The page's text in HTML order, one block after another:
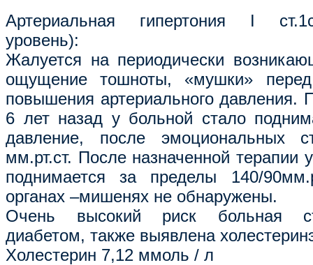
Артериальная гипертония I
уровень):
Жалуется на периодически
ощущение тошноты, «мушки»
повышения артериального давления.
6 лет назад у больной стало
давление, после эмоциональных
мм.рт.ст. После назначенной терапии
поднимается за пределы 140/
органах –мишенях не обнаружены.
Очень высокий риск больная
диабетом, также выявлена
Холестерин 7,12 ммоль / л